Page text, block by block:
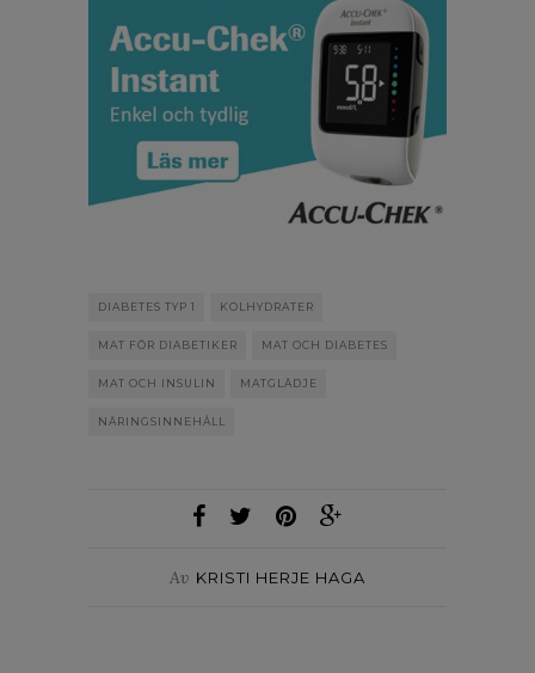
DIABETES TYP 1 KOLHYDRATER
MAT FÖR DIABETIKER MAT OCH DIABETES
MAT OCH INSULIN MATGLÄDJE
NÄRINGSINNEHÅLL
Av KRISTI HERJE HAGA